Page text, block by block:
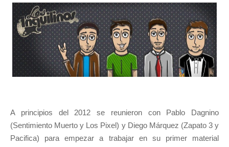
A principios del 2012 se reunieron con Pablo Dagnino
(Sentimiento Muerto y Los Pixel) y Diego Márquez (Zapato 3 y
Pacifica) para empezar a trabajar en su primer material